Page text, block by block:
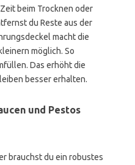
beim Trocknen oder
du Reste aus der
macht die
möglich. So
Das erhöht die
besser erhalten.
und Pestos
brauchst du ein robustes